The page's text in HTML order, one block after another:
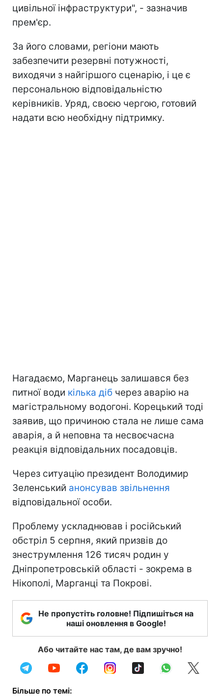
цивільної інфраструктури", - зазначив
прем'єр.
За його словами, регіони мають
забезпечити резервні потужності,
виходячи з найгіршого сценарію, і це є
персональною відповідальністю
керівників. Уряд, своєю чергою, готовий
надати всю необхідну підтримку.
Нагадаємо, Марганець залишався без
питної води кілька діб через аварію на
магістральному водогоні. Корецький тоді
заявив, що причиною стала не лише сама
аварія, а й неповна та несвоєчасна
реакція відповідальних посадовців.
Через ситуацію президент Володимир
Зеленський анонсував звільнення
відповідальної особи.
Проблему ускладнював і російський
обстріл 5 серпня, який призвів до
знеструмлення 126 тисяч родин у
Дніпропетровській області - зокрема в
Нікополі, Марганці та Покрові.
Не пропустіть головне! Підпишіться на
наші оновлення в Google!
Або читайте нас там, де вам зручно!
Більше по темі: